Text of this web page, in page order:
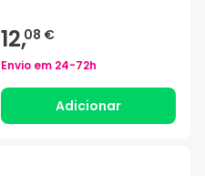
12,08 €
Envio em 24-72h
Adicionar